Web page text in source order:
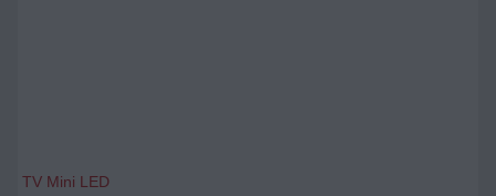
TV Mini LED